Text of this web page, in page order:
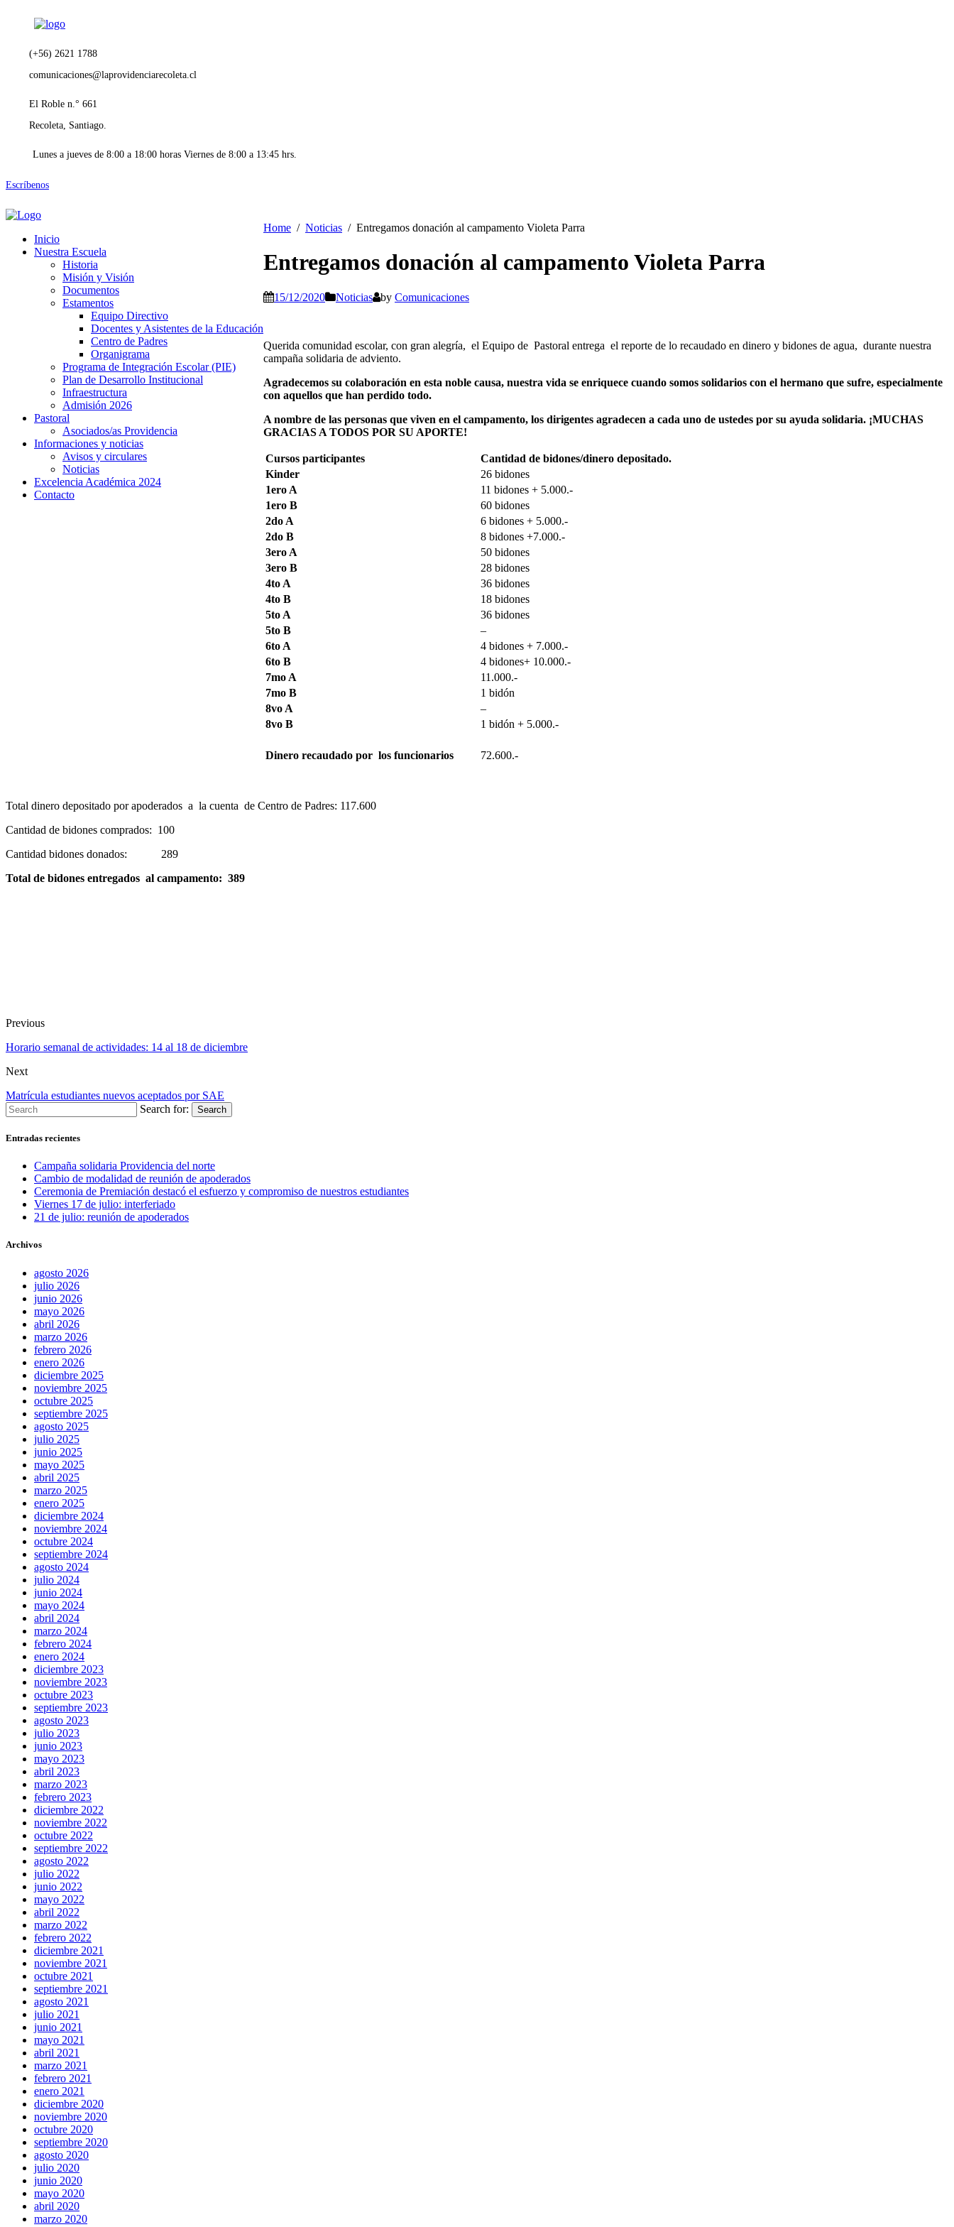
(+56) 2621 1788
comunicaciones@laprovidenciarecoleta.cl
El Roble n.° 661
Recoleta, Santiago.
Lunes a jueves de 8:00 a 18:00 horas Viernes de 8:00 a 13:45 hrs.
Escríbenos
Inicio
Nuestra Escuela
Historia
Misión y Visión
Documentos
Estamentos
Equipo Directivo
Docentes y Asistentes de la Educación
Centro de Padres
Organigrama
Programa de Integración Escolar (PIE)
Plan de Desarrollo Institucional
Infraestructura
Admisión 2026
Pastoral
Asociados/as Providencia
Informaciones y noticias
Avisos y circulares
Noticias
Excelencia Académica 2024
Contacto
Home Noticias Entregamos donación al campamento Violeta Parra
Entregamos donación al campamento Violeta Parra
15/12/2020 Noticias by Comunicaciones
Querida comunidad escolar, con gran alegría, el Equipo de Pastoral entrega el reporte de lo recaudado en dinero y bidones de agua, durante nuestra
campaña solidaria de adviento.
Agradecemos su colaboración en esta noble causa, nuestra vida se enriquece cuando somos solidarios con el hermano que sufre, especialmente
con aquellos que han perdido todo.
A nombre de las personas que viven en el campamento, los dirigentes agradecen a cada uno de ustedes por su ayuda solidaria. ¡MUCHAS
GRACIAS A TODOS POR SU APORTE!
Cursos participantes
Cantidad de bidones/dinero depositado.
Kinder
26 bidones
1ero A
11 bidones + 5.000.-
1ero B
60 bidones
2do A
6 bidones + 5.000.-
2do B
8 bidones +7.000.-
3ero A
50 bidones
3ero B
28 bidones
4to A
36 bidones
4to B
18 bidones
5to A
36 bidones
5to B
–
6to A
4 bidones + 7.000.-
6to B
4 bidones+ 10.000.-
7mo A
11.000.-
7mo B
1 bidón
8vo A
–
8vo B
1 bidón + 5.000.-
Dinero recaudado por los funcionarios 72.600.-
Total dinero depositado por apoderados a la cuenta de Centro de Padres: 117.600
Cantidad de bidones comprados: 100
Cantidad bidones donados: 289
Total de bidones entregados al campamento: 389
Previous
Horario semanal de actividades: 14 al 18 de diciembre
Next
Matrícula estudiantes nuevos aceptados por SAE
Search for:
Search
Entradas recientes
Campaña solidaria Providencia del norte
Cambio de modalidad de reunión de apoderados
Ceremonia de Premiación destacó el esfuerzo y compromiso de nuestros estudiantes
Viernes 17 de julio: interferiado
21 de julio: reunión de apoderados
Archivos
agosto 2026
julio 2026
junio 2026
mayo 2026
abril 2026
marzo 2026
febrero 2026
enero 2026
diciembre 2025
noviembre 2025
octubre 2025
septiembre 2025
agosto 2025
julio 2025
junio 2025
mayo 2025
abril 2025
marzo 2025
enero 2025
diciembre 2024
noviembre 2024
octubre 2024
septiembre 2024
agosto 2024
julio 2024
junio 2024
mayo 2024
abril 2024
marzo 2024
febrero 2024
enero 2024
diciembre 2023
noviembre 2023
octubre 2023
septiembre 2023
agosto 2023
julio 2023
junio 2023
mayo 2023
abril 2023
marzo 2023
febrero 2023
diciembre 2022
noviembre 2022
octubre 2022
septiembre 2022
agosto 2022
julio 2022
junio 2022
mayo 2022
abril 2022
marzo 2022
febrero 2022
diciembre 2021
noviembre 2021
octubre 2021
septiembre 2021
agosto 2021
julio 2021
junio 2021
mayo 2021
abril 2021
marzo 2021
febrero 2021
enero 2021
diciembre 2020
noviembre 2020
octubre 2020
septiembre 2020
agosto 2020
julio 2020
junio 2020
mayo 2020
abril 2020
marzo 2020